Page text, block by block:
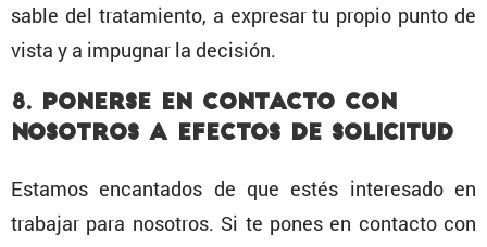
sable del trata­miento, a expresar tu propio punto de
vista y a impugnar la decisión.
8. Ponerse en contacto con
nosotros a efectos de solicitud
Estamos encan­tados de que estés intere­sado en
trabajar para nosotros. Si te pones en contacto con